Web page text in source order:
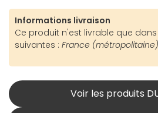
Informations livraison
Ce produit n'est livrable que
suivantes : France
Voir les produits